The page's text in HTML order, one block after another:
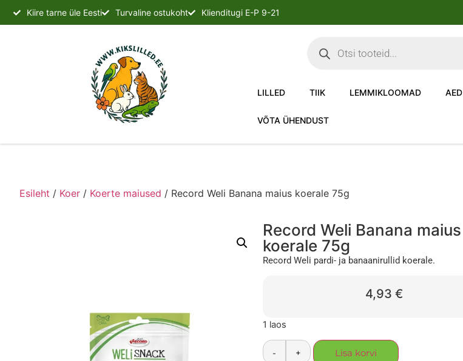
Kiire tarne üle Eesti Turvaline ostukoht Klienditugi E-P 9-21
LILLED TIIK LEMMIKLOOMAD AED
VÕTA ÜHENDUST
Esileht / Koer / Koerte maiused / Record Weli Banana maius koerale 75g
Record Weli Banana maius
koerale 75g
Record Weli pardi- ja banaanirullid koerale.
4,93 €
1 laos
- + Lisa korvi